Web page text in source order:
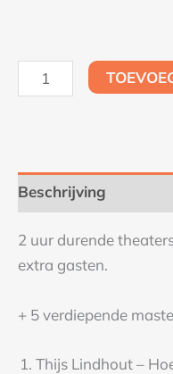
Beschrijving
2 uur durende
extra gasten.
+ 5 verdiepende
Thijs Lindhout –